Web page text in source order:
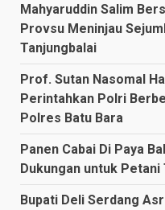
Mahyaruddin Salim
Provsu Meninjau
Tanjungbalai
Prof. Sutan Nasomal
Perintahkan Polri
Polres Batu Bara
Panen Cabai Di Paya
Dukungan untuk
Bupati Deli Serdang